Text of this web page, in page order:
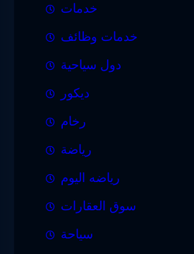
خدمات
خدمات وظائف
دول سياحية
ديكور
رخام
رياضة
رياضه اليوم
سوق العقارات
سياحة